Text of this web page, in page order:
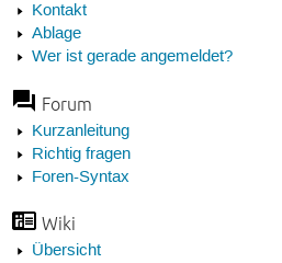
Kontakt
Ablage
Wer ist gerade angemeldet?
Forum
Kurzanleitung
Richtig fragen
Foren-Syntax
Wiki
Übersicht